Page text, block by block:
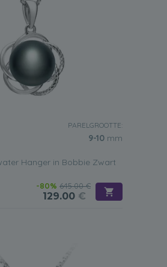
PARELGROOTTE:
9-10 mm
Hanger in Bobbie Zwart
-80% 645.00 €
129.00 €